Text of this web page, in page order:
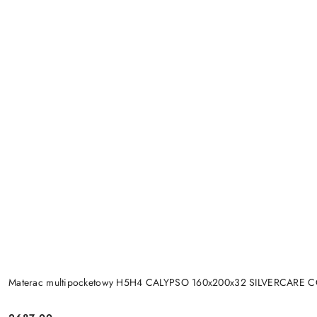
Materac multipocketowy H5H4 CALYPSO 160x200x32 SILVERCARE